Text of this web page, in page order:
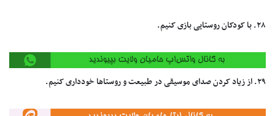
۲۸. با کودکان روستایی بازی کنیم.
۲۹. از زیاد کردن صدای موسیقی در طبیعت و روستا‌ها خودداری کنیم.